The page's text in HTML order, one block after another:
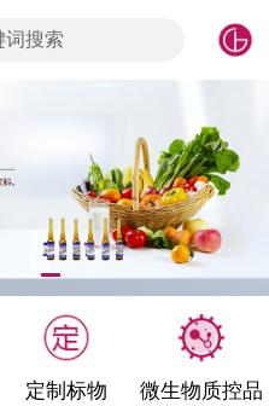
词搜索
定制标物 微生物质控品